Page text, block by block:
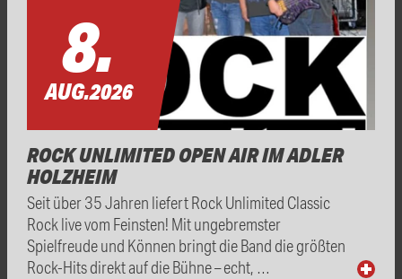
8.
AUG.2026
ROCK UNLIMITED OPEN AIR IM ADLER
HOLZHEIM
Seit über 35 Jahren liefert Rock Unlimited Classic
Rock live vom Feinsten! Mit ungebremster
Spielfreude und Können bringt die Band die größten
Rock-Hits direkt auf die Bühne – echt, …